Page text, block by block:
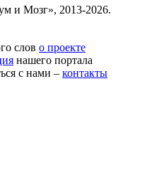
и Мозг», 2013-2026.
слов о проекте
нашего портала
с нами – контакты